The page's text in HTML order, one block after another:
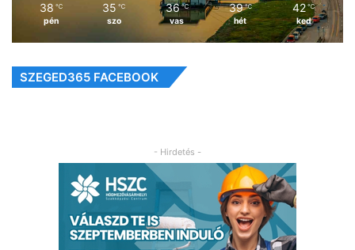
38 ℃
pén
35 ℃
szo
36 ℃
vas
39 ℃
hét
42 ℃
ked
SZEGED365 FACEBOOK
- Hirdetés -